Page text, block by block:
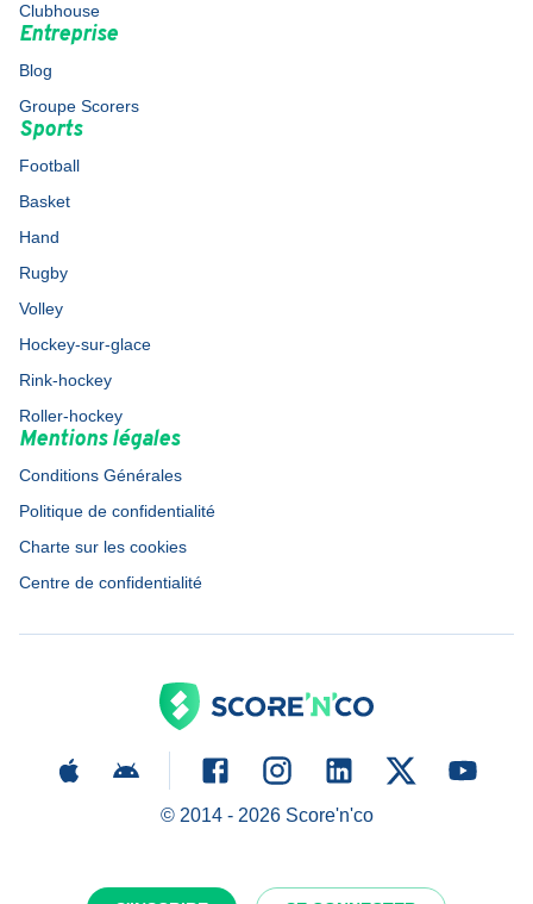
Clubhouse
Entreprise
Blog
Groupe Scorers
Sports
Football
Basket
Hand
Rugby
Volley
Hockey-sur-glace
Rink-hockey
Roller-hockey
Mentions légales
Conditions Générales
Politique de confidentialité
Charte sur les cookies
Centre de confidentialité
© 2014 - 2026Score'n'co